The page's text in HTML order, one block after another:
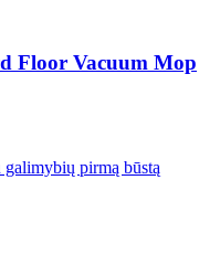
Floor Vacuum Mop